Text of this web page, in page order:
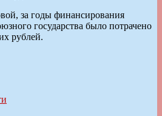
за годы финансирования
государства было потрачено
рублей.